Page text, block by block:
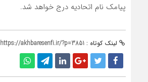
پیامک نام اتحادیه درج خواهد شد.
لینک کوتاه : https://akhbaresenfi.ir/?p=3851